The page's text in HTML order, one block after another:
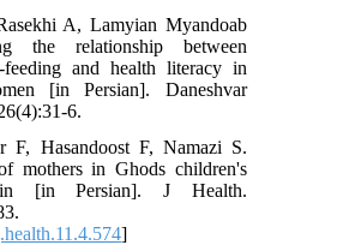
16. Hoseini F, Rasekhi A, Lamyian
M. Investigating the relationship
exclusive breast-feeding and health
primiparous women [in Persian].
Medicine. 2020;26(4):31-6.
17. Ebrahimpour F, Hasandoost F,
Health literacy of mothers in Ghods
hospital, Qazvin [in Persian]. J
[DOI:10.29252/j.health.11.4.574